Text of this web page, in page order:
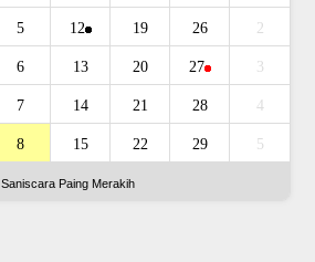
5 12 19 26 2
6 13 20 27 3
7 14 21 28 4
8 15 22 29 5
Saniscara Paing Merakih